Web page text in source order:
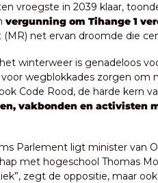
vroegste in 2039 klaar,
vergunning om Tihange 1
net ervan droomde die
winterweer is genadeloos
wegblokkades zorgen
Code Rood, de harde kern
vakbonden en activisten
Parlement ligt minister van
met hogeschool Thomas
zegt de oppositie, maar